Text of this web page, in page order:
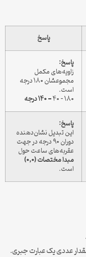
پاسخ
پاسخ:
زاویه‌های مکمل
مجموعشان ۱۸۰ درجه
است.
۱۸۰ – ۴۰ =
۱۴۰ درجه
پاسخ:
این تبدیل نشان‌دهنده
دوران ۹۰ درجه در جهت
عقربه‌های ساعت حول
مبدا مختصات (۰,۰)
است.
عددی یک عبارت جبری.